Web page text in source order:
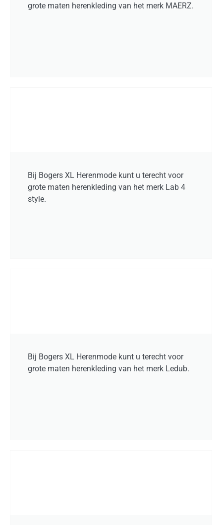
grote maten herenkleding van het merk MAERZ.
Bij Bogers XL Herenmode kunt u terecht voor
grote maten herenkleding van het merk Lab 4
style.
Bij Bogers XL Herenmode kunt u terecht voor
grote maten herenkleding van het merk Ledub.